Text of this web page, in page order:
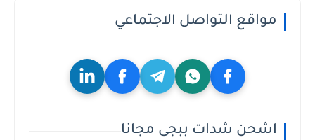
مواقع التواصل الاجتماعي
اشحن شدات ببجى مجانا